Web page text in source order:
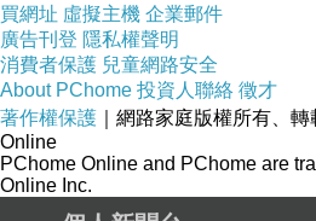
買網址 虛擬主機 企業郵件
廣告刊登 隱私權聲明
消費者保護 兒童網路安全
About PChome 投資人聯絡 徵才
著作權保護 ｜網路家庭版權所有、轉
Online
PChome Online and PChome are
Online Inc.